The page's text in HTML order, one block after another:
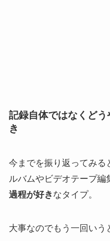
記録自体ではなくど
き
今までを振り返ってみる
ルバムやビデオテープ編
過程が好き なタイプ。
大事なのでもう一回いう